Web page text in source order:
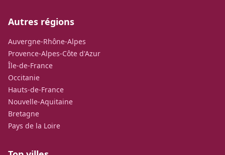
Autres régions
Auvergne-Rhône-Alpes
Provence-Alpes-Côte d'Azur
Île-de-France
Occitanie
Hauts-de-France
Nouvelle-Aquitaine
Bretagne
Pays de la Loire